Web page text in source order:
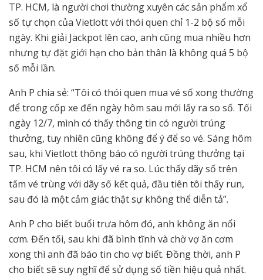
TP. HCM, là người chơi thường xuyên các sản phẩm xổ
số tự chọn của Vietlott với thói quen chỉ 1-2 bộ số mỗi
ngày. Khi giải Jackpot lên cao, anh cũng mua nhiều hơn
nhưng tự đặt giới hạn cho bản thân là không quá 5 bộ
số mỗi lần.
Anh P chia sẻ: “Tôi có thói quen mua vé số xong thường
để trong cốp xe đến ngày hôm sau mới lấy ra so số. Tối
ngày 12/7, mình có thấy thông tin có người trúng
thưởng, tuy nhiên cũng không để ý để so vé. Sáng hôm
sau, khi Vietlott thông báo có người trúng thưởng tại
TP. HCM nên tôi có lấy vé ra so. Lúc thấy dãy số trên
tấm vé trùng với dãy số kết quả, đầu tiên tôi thấy run,
sau đó là một cảm giác thật sự không thể diễn tả”.
Anh P cho biết buổi trưa hôm đó, anh không ăn nổi
cơm. Đến tối, sau khi đã bình tĩnh và chờ vợ ăn cơm
xong thì anh đã báo tin cho vợ biết. Đồng thời, anh P
cho biết sẽ suy nghĩ để sử dụng số tiền hiệu quả nhất.